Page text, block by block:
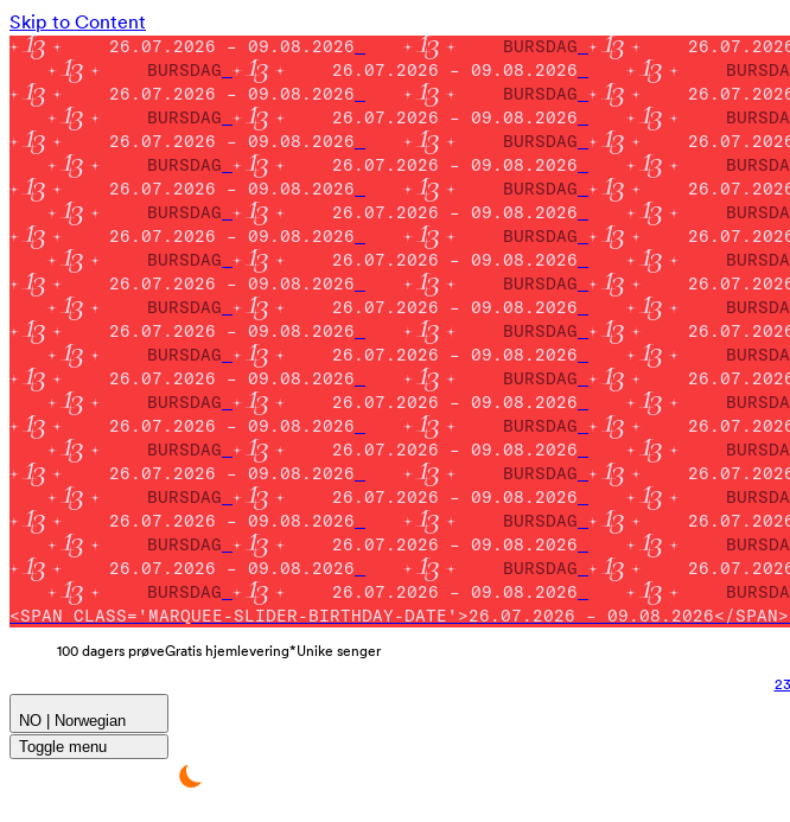
Skip to Content
26.07.2026 – 09.08.2026 BURSDAG
BURSDAG
26.07.2026 – 09.08.2026
26.07.2026 – 09.08.2026
BURSDAG
BURSDAG
26.07.2026 – 09.08.2026
26.07.2026 – 09.08.2026
BURSDAG
BURSDAG
26.07.2026 – 09.08.2026
26.07.2026 – 09.08.2026
BURSDAG
BURSDAG
26.07.2026 – 09.08.2026
26.07.2026 – 09.08.2026
BURSDAG
BURSDAG
26.07.2026 – 09.08.2026
26.07.2026 – 09.08.2026
BURSDAG
BURSDAG
26.07.2026 – 09.08.2026
26.07.2026 – 09.08.2026
BURSDAG
BURSDAG
26.07.2026 – 09.08.2026
26.07.2026 – 09.08.2026
BURSDAG
BURSDAG
26.07.2026 – 09.08.2026
26.07.2026 – 09.08.2026
BURSDAG
BURSDAG
26.07.2026 – 09.08.2026
26.07.2026 – 09.08.2026
BURSDAG
BURSDAG
26.07.2026 – 09.08.2026
26.07.2026 – 09.08.2026
BURSDAG
BURSDAG
26.07.2026 – 09.08.2026
26.07.2026 – 09.08.2026
BURSDAG
BURSDAG
26.07.2026 – 09.08.2026
<SPAN CLASS='MARQUEE-SLIDER-BIRTHDAY-DATE'>26.07.2026 – 09.08.2026</SPAN>
100 dagers prøveGratis hjemlevering*Unike senger
NO | Norwegian
Toggle menu